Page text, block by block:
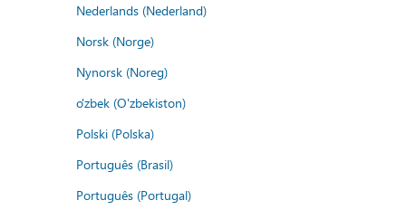
Nederlands (Nederland)
Norsk (Norge)
Nynorsk (Noreg)
o'zbek (O'zbekiston)
Polski (Polska)
Português (Brasil)
Português (Portugal)